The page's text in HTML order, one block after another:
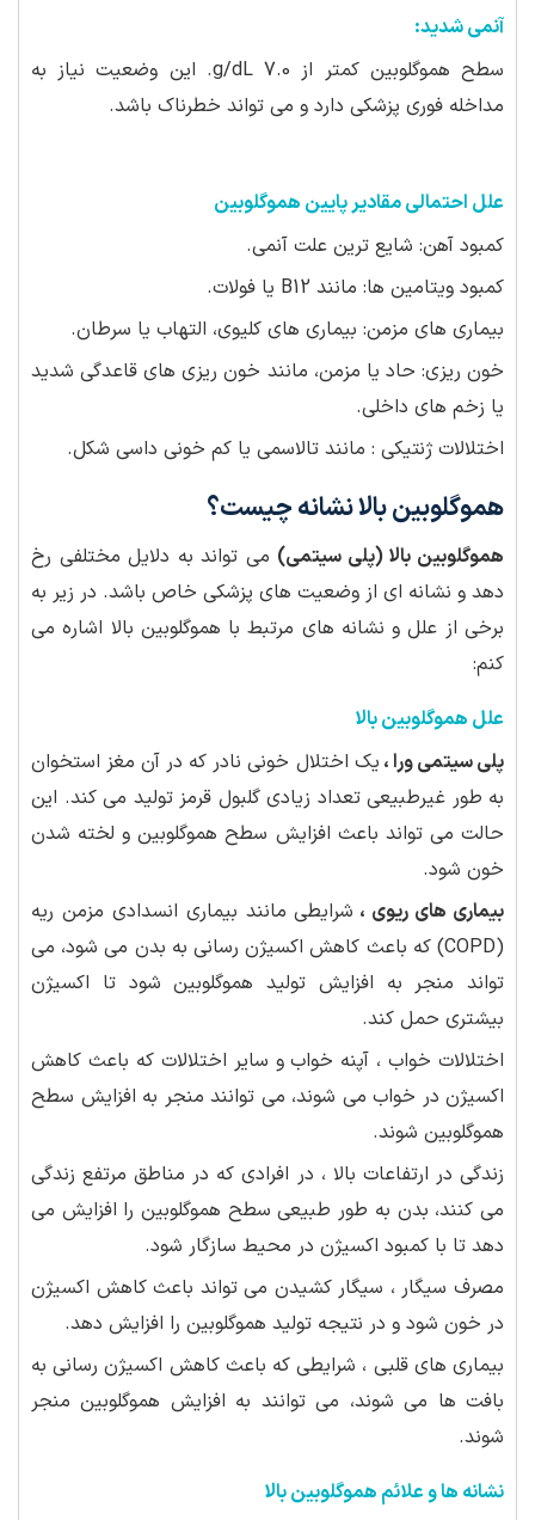
آنمی شدید:
سطح هموگلوبین کمتر از 7.0 g/dL. این وضعیت نیاز به
مداخله فوری پزشکی دارد و می تواند خطرناک باشد.
علل احتمالی مقادیر پایین هموگلوبین
کمبود آهن: شایع ترین علت آنمی.
کمبود ویتامین ها: مانند B12 یا فولات.
بیماری های مزمن: بیماری های کلیوی، التهاب یا سرطان.
خون ریزی: حاد یا مزمن، مانند خون ریزی های قاعدگی شدید
یا زخم های داخلی.
اختلالات ژنتیکی : مانند تالاسمی یا کم خونی داسی شکل.
هموگلوبین بالا نشانه چیست؟
هموگلوبین بالا (پلی سیتمی) می تواند به دلایل مختلفی رخ
دهد و نشانه ای از وضعیت های پزشکی خاص باشد. در زیر به
برخی از علل و نشانه های مرتبط با هموگلوبین بالا اشاره می
کنم:
علل هموگلوبین بالا
پلی سیتمی ورا ، یک اختلال خونی نادر که در آن مغز استخوان
به طور غیرطبیعی تعداد زیادی گلبول قرمز تولید می کند. این
حالت می تواند باعث افزایش سطح هموگلوبین و لخته شدن
خون شود.
بیماری های ریوی ، شرایطی مانند بیماری انسدادی مزمن ریه
(COPD) که باعث کاهش اکسیژن رسانی به بدن می شود، می
تواند منجر به افزایش تولید هموگلوبین شود تا اکسیژن
بیشتری حمل کند.
اختلالات خواب ، آپنه خواب و سایر اختلالات که باعث کاهش
اکسیژن در خواب می شوند، می توانند منجر به افزایش سطح
هموگلوبین شوند.
زندگی در ارتفاعات بالا ، در افرادی که در مناطق مرتفع زندگی
می کنند، بدن به طور طبیعی سطح هموگلوبین را افزایش می
دهد تا با کمبود اکسیژن در محیط سازگار شود.
مصرف سیگار ، سیگار کشیدن می تواند باعث کاهش اکسیژن
در خون شود و در نتیجه تولید هموگلوبین را افزایش دهد.
بیماری های قلبی ، شرایطی که باعث کاهش اکسیژن رسانی به
بافت ها می شوند، می توانند به افزایش هموگلوبین منجر
شوند.
نشانه ها و علائم هموگلوبین بالا